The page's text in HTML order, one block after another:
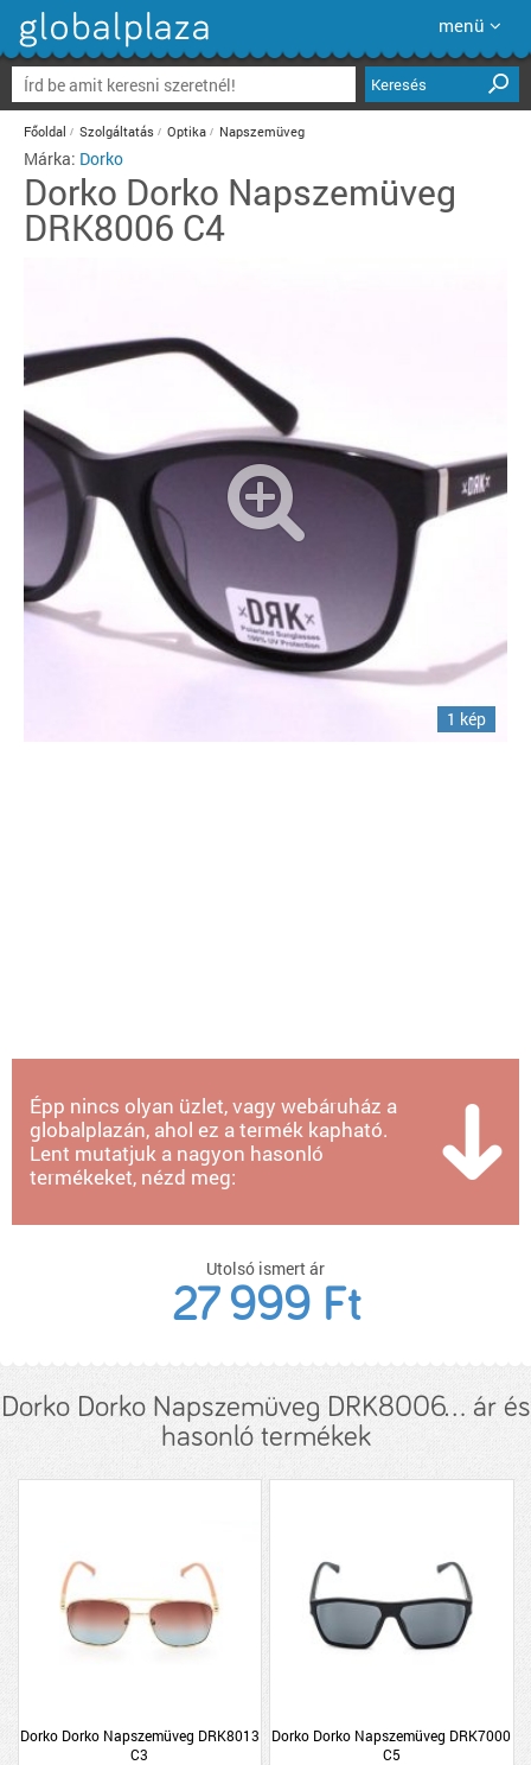
menü
Keresés
Főoldal Szolgáltatás Optika Napszemüveg
Márka: Dorko
Dorko Dorko Napszemüveg
DRK8006 C4
1 kép
Épp nincs olyan üzlet, vagy webáruház a
globalplazán, ahol ez a termék kapható.
Lent mutatjuk a nagyon hasonló
termékeket, nézd meg:
Utolsó ismert ár
27 999 Ft
Dorko Dorko Napszemüveg DRK8006... ár és
hasonló termékek
Dorko Dorko Napszemüveg DRK8013
C3
Dorko Dorko Napszemüveg DRK7000
C5